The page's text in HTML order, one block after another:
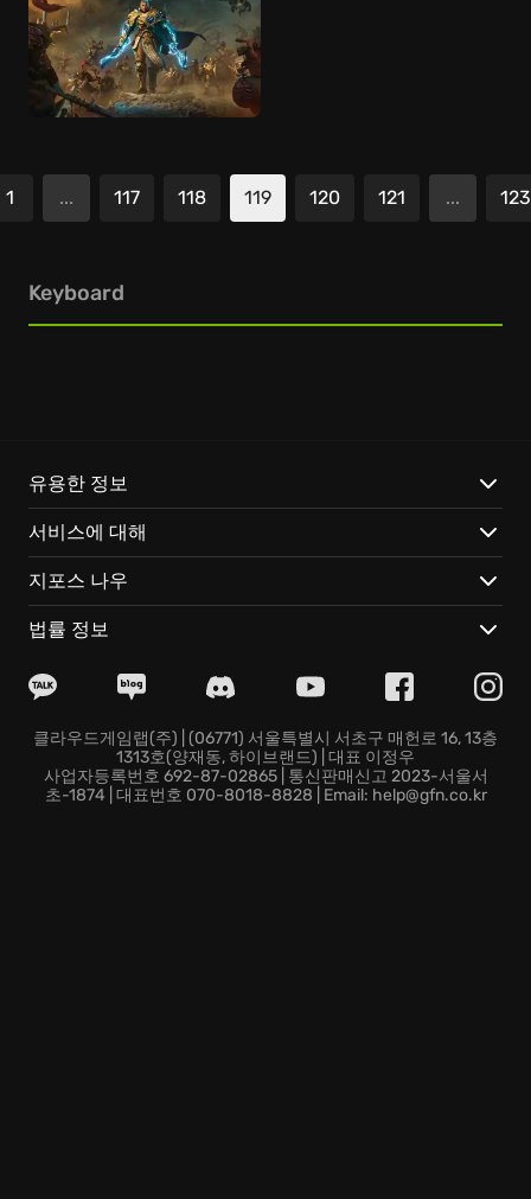
1 ... 117 118 119 120 121 ... 123
Keyboard
유용한 정보
서비스에 대해
지포스 나우
법률 정보
클라우드게임랩(주) | (06771) 서울특별시 서초구 매헌로 16, 13층
1313호(양재동, 하이브랜드) | 대표 이정우
사업자등록번호 692-87-02865 | 통신판매신고 2023-서울서
초-1874 | 대표번호 070-8018-8828 | Email: help@gfn.co.kr